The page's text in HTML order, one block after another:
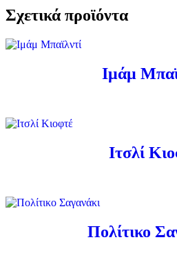
Σχετικά προϊόντα
Ιμάμ
Ιτσλί
Πολίτικο